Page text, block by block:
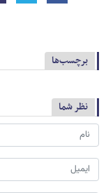
برچسب‌ها
نظر شما